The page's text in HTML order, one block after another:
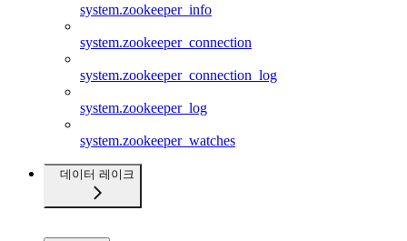
system.zookeeper_info
system.zookeeper_connection
system.zookeeper_connection_log
system.zookeeper_log
system.zookeeper_watches
데이터 레이크